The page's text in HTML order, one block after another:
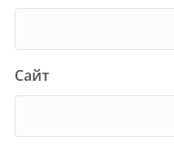
Сайт